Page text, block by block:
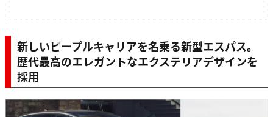
新しいピープルキャリアを名乗る新型エスパス。
歴代最高のエレガントなエクステリアデザインを
採用